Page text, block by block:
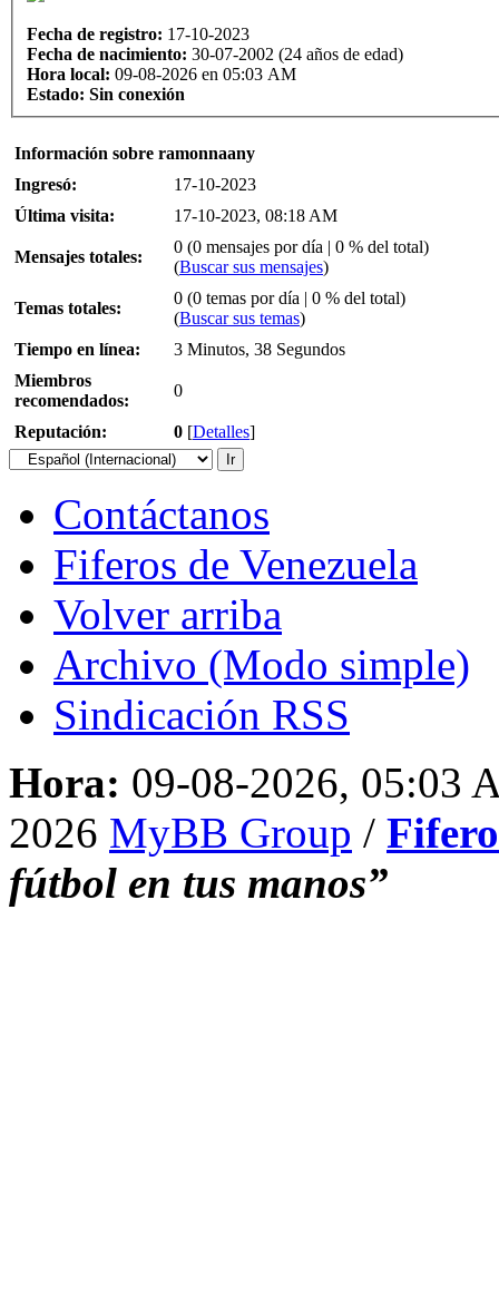
Fecha de registro: 17-10-2023
Fecha de nacimiento: 30-07-2002 (24 años de edad)
Hora local: 09-08-2026 en 05:03 AM
Estado: Sin conexión
Información sobre ramonnaany
Ingresó:
17-10-2023
Última visita:
17-10-2023, 08:18 AM
Mensajes totales:
0 (0 mensajes por día | 0 % del total)
(Buscar sus mensajes)
Temas totales:
0 (0 temas por día | 0 % del total)
(Buscar sus temas)
Tiempo en línea:
3 Minutos, 38 Segundos
Miembros
recomendados:
0
Reputación: 0 [Detalles]
Contáctanos
Fiferos de Venezuela
Volver arriba
Archivo (Modo simple)
Sindicación RSS
Hora: 09-08-2026, 05:03
2026 MyBB Group /
fútbol en tus manos”